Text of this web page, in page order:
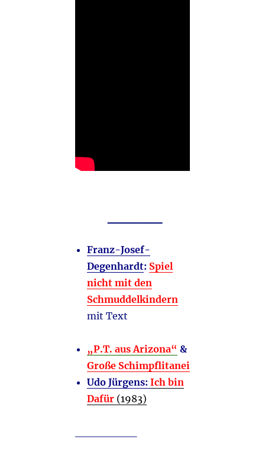
Franz-Josef-
Degenhardt: Spiel
nicht mit den
Schmuddelkindern
mit Text
„P.T. aus Arizona“ &
Große Schimpflitanei
Udo Jürgens: Ich bin
Dafür(1983)